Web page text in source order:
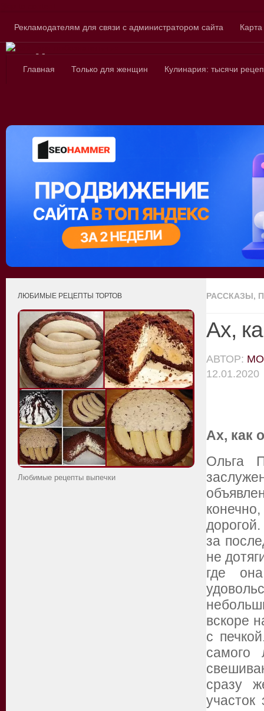
Рекламодателям для связи с администратором сайта
Сайт для
Главная Только для женщин Кулинария: тысячи
РАССКАЗЫ,
Ах,
АВТОР:
12.01.2020
Ах, как
Ольга
за
не
где
вскоре
с
сразу
ЛЮБИМЫЕ РЕЦЕПТЫ ТОРТОВ
Любимые рецепты выпечки